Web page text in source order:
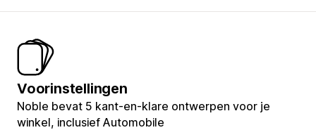
Voorinstellingen
Noble bevat 5 kant-en-klare ontwerpen voor je
winkel, inclusief Automobile